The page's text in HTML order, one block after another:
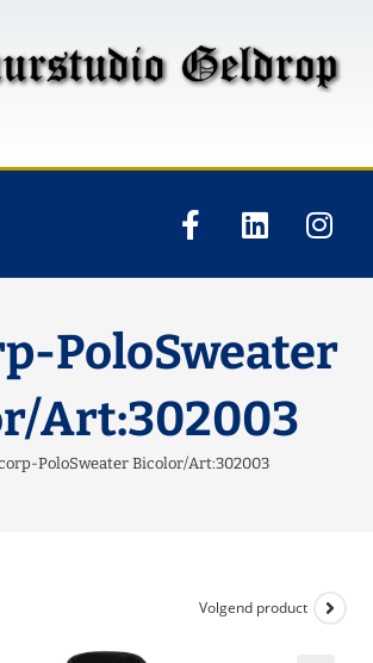
PoloSweater
Art:302003
PoloSweater Bicolor/Art:302003
Volgend product